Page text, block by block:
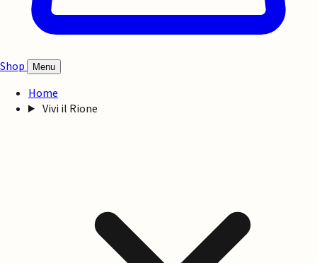
Shop Menu
Home
Vivi il Rione